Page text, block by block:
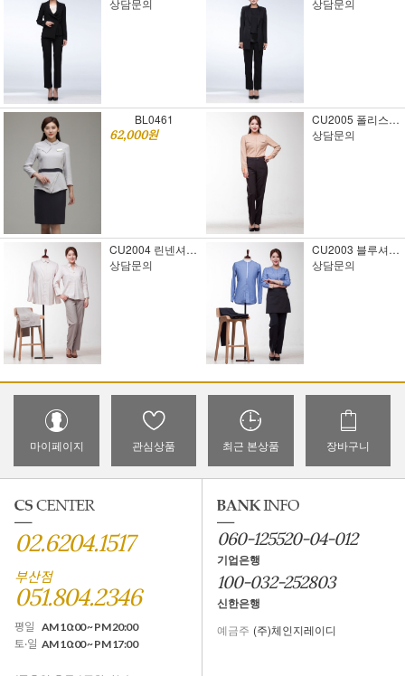
상담문의
상담문의
BL0461
62,000원
CU2005 폴리스판셔츠 남/여 44-100사이즈 주문제작 미니멈20장
상담문의
CU2004 린넨셔츠 남/여 44-100사이즈 주문제작 미니멈20장
상담문의
CU2003 블루셔츠 남/여 44-100사이즈 주문제작 미니멈20장
상담문의
마이페이지 관심상품 최근 본상품 장바구니
02.6204.1517
부산점
051.804.2346
평일 AM 10:00 ~ PM 20:00
토·일 AM 10:00 ~ PM 17:00
060-125520-04-012
기업은행
100-032-252803
신한은행
예금주 (주)체인지레이디